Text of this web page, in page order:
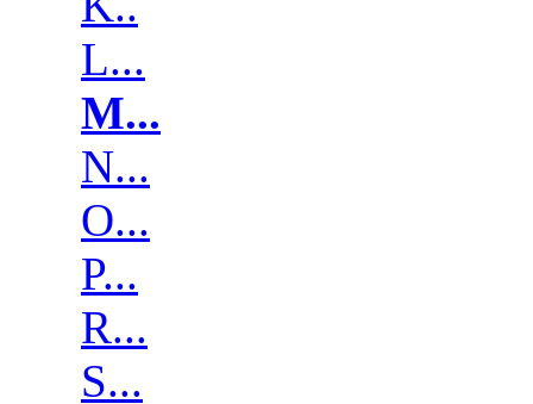
L...
M...
N...
O...
P...
R...
S...